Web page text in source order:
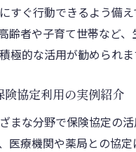
すぐ行動できるよう備え
齢者や子育て世帯など、
極的な活用が勧められま
険協定利用の実例紹介
まな分野で保険協定の
医療機関や薬局との協定